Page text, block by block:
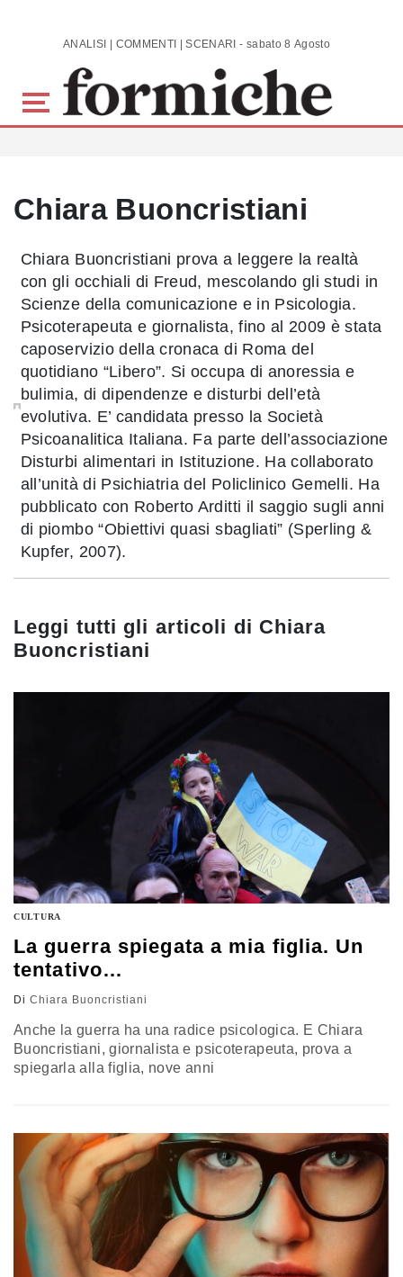
Skip to main content ANALISI | COMMENTI | SCENARI - sabato 8 Agosto 2026
Chiara Buoncristiani
Chiara Buoncristiani prova a leggere la realtà
con gli occhiali di Freud, mescolando gli studi in
Scienze della comunicazione e in Psicologia.
Psicoterapeuta e giornalista, fino al 2009 è stata
caposervizio della cronaca di Roma del
quotidiano “Libero”. Si occupa di anoressia e
bulimia, di dipendenze e disturbi dell’età
evolutiva. E’ candidata presso la Società
Psicoanalitica Italiana. Fa parte dell’associazione
Disturbi alimentari in Istituzione. Ha collaborato
all’unità di Psichiatria del Policlinico Gemelli. Ha
pubblicato con Roberto Arditti il saggio sugli anni
di piombo “Obiettivi quasi sbagliati” (Sperling &
Kupfer, 2007).
Leggi tutti gli articoli di Chiara
Buoncristiani
CULTURA
La guerra spiegata a mia figlia. Un
tentativo…
Di Chiara Buoncristiani
Anche la guerra ha una radice psicologica. E Chiara
Buoncristiani, giornalista e psicoterapeuta, prova a
spiegarla alla figlia, nove anni